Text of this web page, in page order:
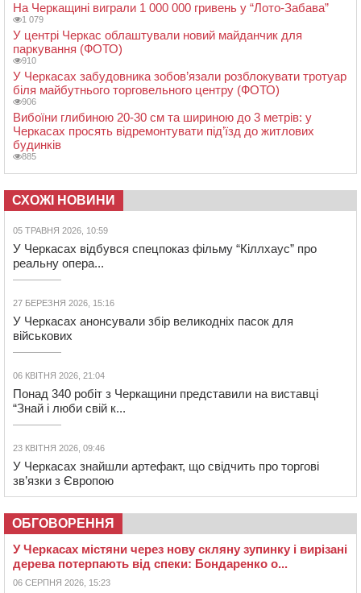
На Черкащині виграли 1 000 000 гривень у “Лото-Забава”
1 079
У центрі Черкас облаштували новий майданчик для
паркування (ФОТО)
910
У Черкасах забудовника зобов’язали розблокувати тротуар
біля майбутнього торговельного центру (ФОТО)
906
Вибоїни глибиною 20-30 см та шириною до 3 метрів: у
Черкасах просять відремонтувати під’їзд до житлових
будинків
885
СХОЖІ НОВИНИ
05 ТРАВНЯ 2026, 10:59
У Черкасах відбувся спецпоказ фільму “Кіллхаус” про
реальну опера...
27 БЕРЕЗНЯ 2026, 15:16
У Черкасах анонсували збір великодніх пасок для
військових
06 КВІТНЯ 2026, 21:04
Понад 340 робіт з Черкащини представили на виставці
“Знай і люби свій к...
23 КВІТНЯ 2026, 09:46
У Черкасах знайшли артефакт, що свідчить про торгові
зв’язки з Європою
ОБГОВОРЕННЯ
У Черкасах містяни через нову скляну зупинку і вирізані
дерева потерпають від спеки: Бондаренко о...
06 СЕРПНЯ 2026, 15:23